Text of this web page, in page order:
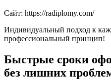
Сайт: https://radiplomy.com/
Индивидуальный подход к
профессиональный принцип!
Быстрые сроки
без лишних